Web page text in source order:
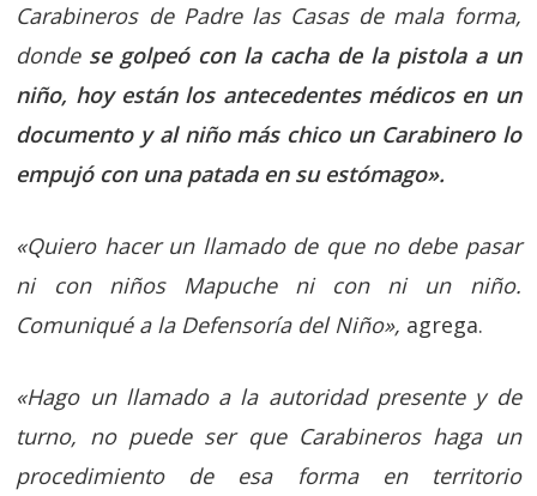
Carabineros de Padre las Casas de mala forma,
donde se golpeó con la cacha de la pistola a un
niño, hoy están los antecedentes médicos en un
documento y al niño más chico un Carabinero lo
empujó con una patada en su estómago».
«Quiero hacer un llamado de que no debe pasar
ni con niños Mapuche ni con ni un niño.
Comuniqué a la Defensoría del Niño», agrega.
«Hago un llamado a la autoridad presente y de
turno, no puede ser que Carabineros haga un
procedimiento de esa forma en territorio